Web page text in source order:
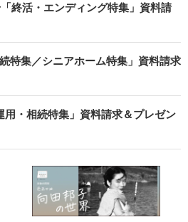
終活・エンディング特集」資料請
特集／シニアホーム特集」資料請求
用・相続特集」資料請求＆プレゼン